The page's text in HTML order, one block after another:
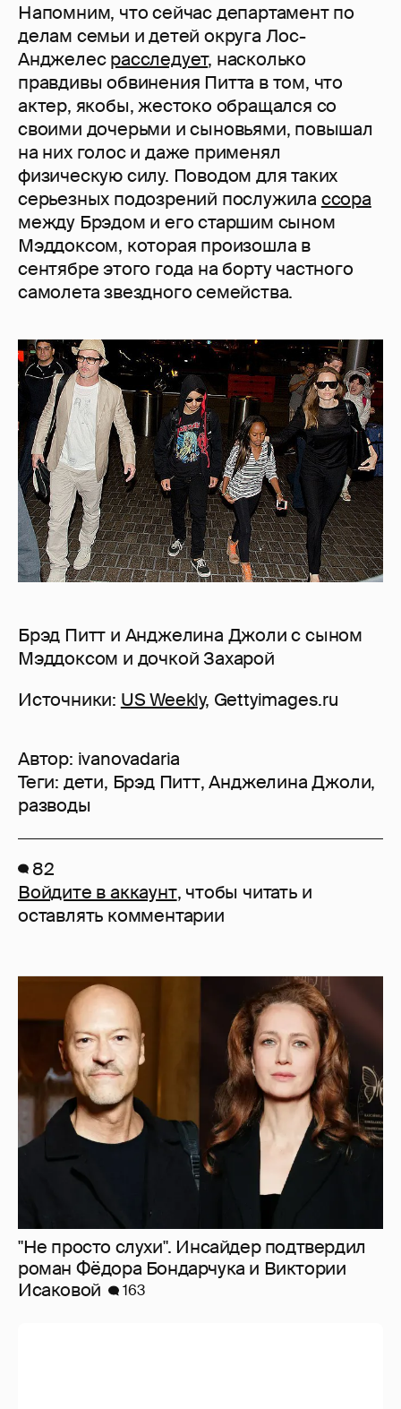
Напомним, что сейчас департамент по
делам семьи и детей округа Лос-
Анджелесрасследует, насколько
правдивы обвинения Питта в том, что
актер, якобы, жестоко обращался со
своими дочерьми и сыновьями, повышал
на них голос и даже применял
физическую силу. Поводом для таких
серьезных подозрений послужила ссора
между Брэдом и его старшим сыном
Мэддоксом, которая произошла в
сентябре этого года на борту частного
самолета звездного семейства.
Брэд Питт и Анджелина Джоли с сыном
Мэддоксом и дочкой Захарой
Источники: US Weekly, Gettyimages.ru
Автор: ivanovadaria
Теги: дети, Брэд Питт,Анджелина Джоли,
разводы
82
Войдите в аккаунт, чтобы читать и
оставлять комментарии
"Не просто слухи". Инсайдер подтвердил
роман Фёдора Бондарчука и Виктории
Исаковой
163